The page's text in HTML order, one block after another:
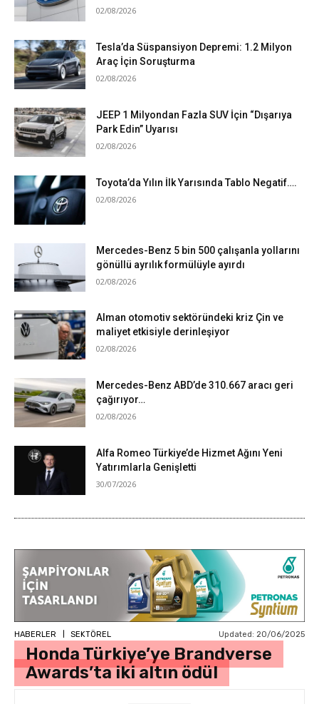
02/08/2026
Tesla’da Süspansiyon Depremi: 1.2 Milyon
Araç İçin Soruşturma
02/08/2026
JEEP 1 Milyondan Fazla SUV İçin “Dışarıya
Park Edin” Uyarısı
02/08/2026
Toyota’da Yılın İlk Yarısında Tablo Negatif….
02/08/2026
Mercedes-Benz 5 bin 500 çalışanla yollarını
gönüllü ayrılık formülüyle ayırdı
02/08/2026
Alman otomotiv sektöründeki kriz Çin ve
maliyet etkisiyle derinleşiyor
02/08/2026
Mercedes-Benz ABD’de 310.667 aracı geri
çağırıyor…
02/08/2026
Alfa Romeo Türkiye’de Hizmet Ağını Yeni
Yatırımlarla Genişletti
30/07/2026